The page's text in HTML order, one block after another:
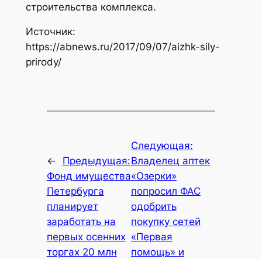
строительства комплекса.
Источник:
https://abnews.ru/2017/09/07/aizhk-sily-
prirody/
←
Предыдущая:
Фонд имущества
Петербурга
планирует
заработать на
первых осенних
торгах 20 млн
Следующая:
Владелец аптек
«Озерки»
попросил ФАС
одобрить
покупку сетей
«Первая
помощь» и